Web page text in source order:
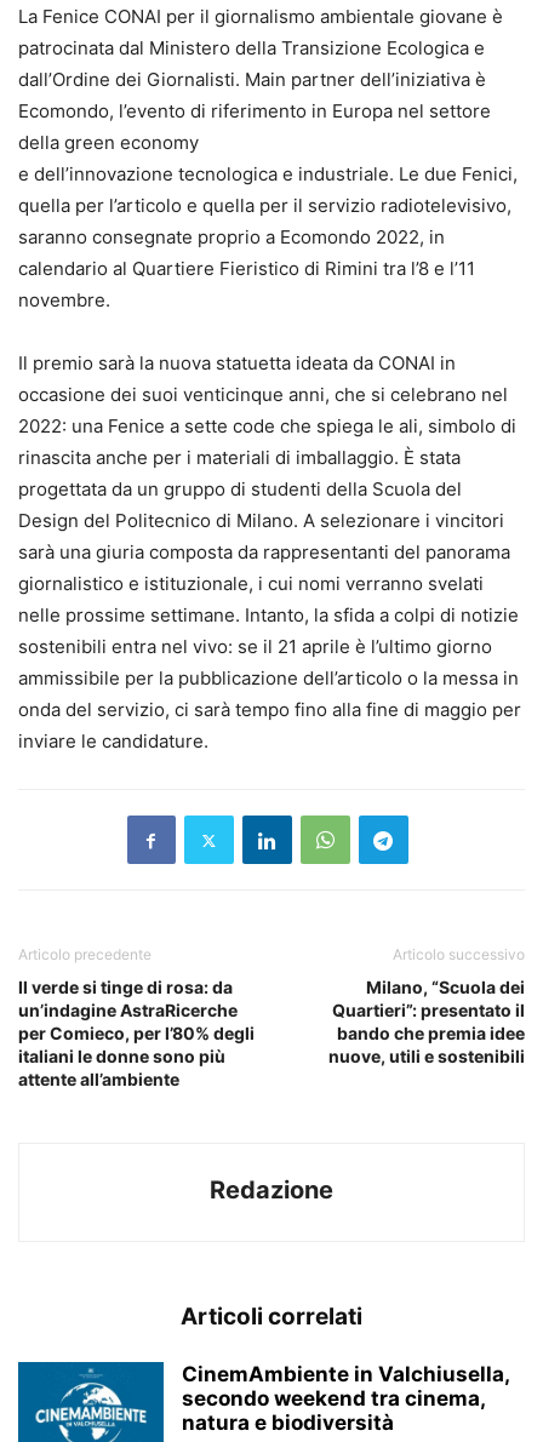
La Fenice CONAI per il giornalismo ambientale giovane è
patrocinata dal Ministero della Transizione Ecologica e
dall’Ordine dei Giornalisti. Main partner dell’iniziativa è
Ecomondo, l’evento di riferimento in Europa nel settore
della green economy
e dell’innovazione tecnologica e industriale. Le due Fenici,
quella per l’articolo e quella per il servizio radiotelevisivo,
saranno consegnate proprio a Ecomondo 2022, in
calendario al Quartiere Fieristico di Rimini tra l’8 e l’11
novembre.
Il premio sarà la nuova statuetta ideata da CONAI in
occasione dei suoi venticinque anni, che si celebrano nel
2022: una Fenice a sette code che spiega le ali, simbolo di
rinascita anche per i materiali di imballaggio. È stata
progettata da un gruppo di studenti della Scuola del
Design del Politecnico di Milano. A selezionare i vincitori
sarà una giuria composta da rappresentanti del panorama
giornalistico e istituzionale, i cui nomi verranno svelati
nelle prossime settimane. Intanto, la sfida a colpi di notizie
sostenibili entra nel vivo: se il 21 aprile è l’ultimo giorno
ammissibile per la pubblicazione dell’articolo o la messa in
onda del servizio, ci sarà tempo fino alla fine di maggio per
inviare le candidature.
Articolo precedente
Il verde si tinge di rosa: da
un’indagine AstraRicerche
per Comieco, per l’80% degli
italiani le donne sono più
attente all’ambiente
Articolo successivo
Milano, “Scuola dei
Quartieri”: presentato il
bando che premia idee
nuove, utili e sostenibili
Redazione
Articoli correlati
CinemAmbiente in Valchiusella,
secondo weekend tra cinema,
natura e biodiversità